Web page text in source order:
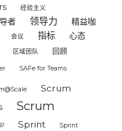
经验主义
者 领导力
精益咖
会议 指标 心态
区域团队 回顾
SAFe for Teams
Scrum
Scrum
Sprint
Sprint